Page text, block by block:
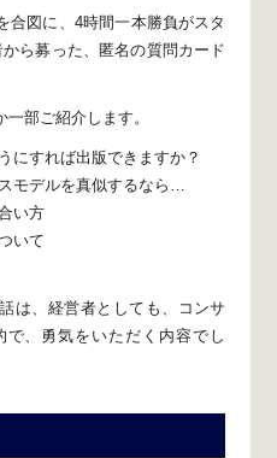
合図に、 4時間一本勝負がスタ
ら募った、 匿名の質問カード
部ご紹介します。
にすれば出版できますか？
モデルを真似するなら…
い方
いて
は、 経営者としても、コンサ
で、勇気をいただく内容でし